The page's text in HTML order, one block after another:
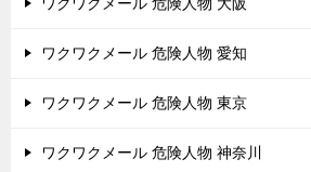
ワクワクメール 危険人物 愛知
ワクワクメール 危険人物 東京
ワクワクメール 危険人物 神奈川